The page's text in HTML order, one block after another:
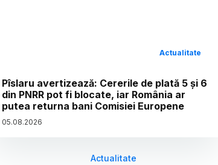
Actualitate
Pîslaru avertizează: Cererile de plată 5 și 6
din PNRR pot fi blocate, iar România ar
putea returna bani Comisiei Europene
05.08.2026
Actualitate